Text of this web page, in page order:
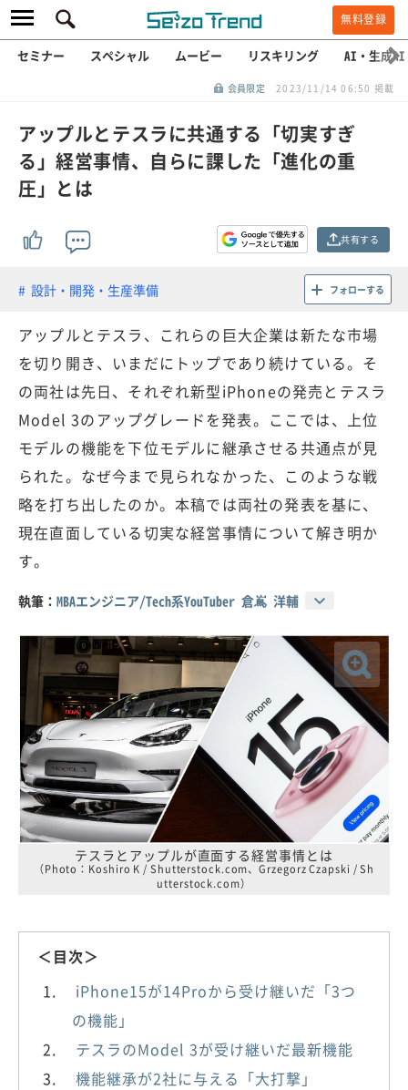
無料登録
セミナー スペシャル ムービー リスキリング AI・生成AI
会員限定 2023/11/14 06:50 掲載
アップルとテスラに共通する「切実すぎ
る」経営事情、自らに課した「進化の重
圧」とは
共有する
設計・開発・生産準備 フォローする
アップルとテスラ、これらの巨大企業は新たな市場
を切り開き、いまだにトップであり続けている。そ
の両社は先日、それぞれ新型iPhoneの発売とテスラ
Model 3のアップグレードを発表。ここでは、上位
モデルの機能を下位モデルに継承させる共通点が見
られた。なぜ今まで見られなかった、このような戦
略を打ち出したのか。本稿では両社の発表を基に、
現在直面している切実な経営事情について解き明か
す。
執筆： MBAエンジニア/Tech系YouTuber 倉嶌 洋輔
テスラとアップルが直面する経営事情とは
（Photo：Koshiro K / Shutterstock.com、Grzegorz Czapski / Sh
utterstock.com）
＜目次＞
iPhone15が14Proから受け継いだ「3つ
の機能」
テスラのModel 3が受け継いだ最新機能
機能継承が2社に与える「大打撃」